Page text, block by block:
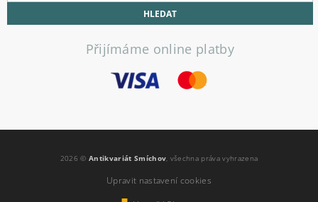
Přijímáme online platby
2026 ©Antikvariát Smíchov , všechna práva vyhrazena
Upravit nastavení cookies